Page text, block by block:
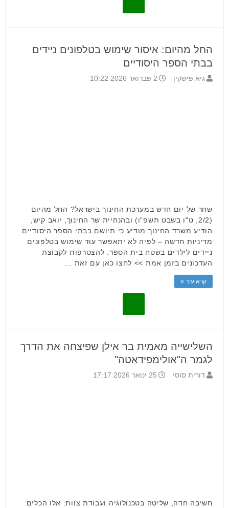
החל מהיום: איסור שימוש בטלפונים ניידים
בבתי הספר היסודיים
גיא פישקין 2 פברואר 2026 10:22
שחר של יום חדש במערכת החינוך בישראל? החל מהיום
(2/2, ט"ו בשבט תשפ"ו) ובהנחיית שר החינוך, יואב קיש,
הודיע משרד החינוך מודיע כי תיושם בבתי הספר היסודיים
מדיניות חדשה – לפיה לא יתאפשר עוד שימוש בטלפונים
ניידים לילדים בשטח בית הספר. להצטרפות לקבוצת
העדכונים בזמן אמת >> לחצו כאן עם זאת …
קרא עוד »
השלישייה מאמית בר אילן שפיצחה את הדרך
לגמר ה"אולימפידאטה"
דורית סוסי 25 ינואר 2026 17:17
חשיבה חדה, שליטה בטכנולוגיה ועבודת צוות: אלו הכלים